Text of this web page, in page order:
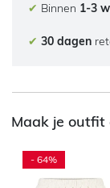
✔ Binnen 1-3
✔ 30 dagen
Maak je outfit
- 64%